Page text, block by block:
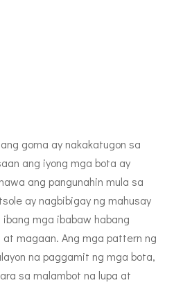
goma ay nakakatugon sa
ang iyong mga bota ay
ang pangunahin mula sa
ay nagbibigay ng mahusay
mga ibabaw habang
magaan. Ang mga pattern ng
na paggamit ng mga bota,
sa malambot na lupa at